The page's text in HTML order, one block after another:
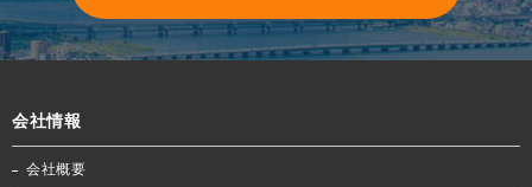
会社情報
会社概要